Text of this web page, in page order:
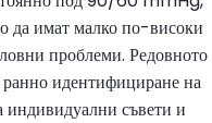
да имат малко по-високи
проблеми. Редовното
ранно идентифициране на
индивидуални съвети и